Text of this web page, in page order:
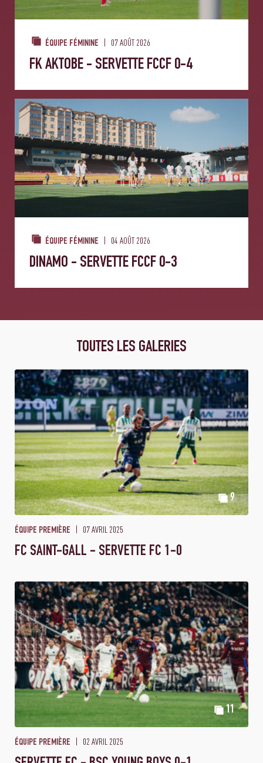
ÉQUIPE FÉMININE 07 AOÛT 2026
FK AKTOBE - SERVETTE FCCF 0-4
ÉQUIPE FÉMININE 04 AOÛT 2026
DINAMO - SERVETTE FCCF 0-3
TOUTES LES GALERIES
9
ÉQUIPE PREMIÈRE 07 AVRIL 2025
FC SAINT-GALL - SERVETTE FC 1-0
11
ÉQUIPE PREMIÈRE 02 AVRIL 2025